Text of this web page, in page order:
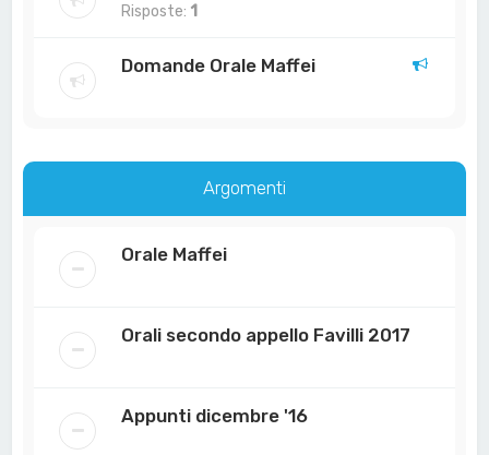
Risposte: 1
Domande Orale Maffei
Argomenti
Orale Maffei
Orali secondo appello Favilli 2017
Appunti dicembre '16